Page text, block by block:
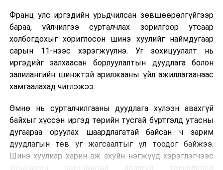
Франц улс иргэдийн урьдчилсан зөвшөөрөлгүйгээр
бараа, үйлчилгээ сурталчлах зорилгоор утсаар
холбогдохыг хориглосон шинэ хуулийг наймдугаар
сарын 11-нээс хэрэгжүүлнэ. Уг зохицуулалт нь
иргэдийг залхаасан борлуулалтын дуудлага болон
залилангийн шинжтэй арилжааны үйл ажиллагаанаас
хамгаалахад чиглэжээ.
Өмнө нь сурталчилгааны дуудлага хүлээн авахгүй
байхыг хүссэн иргэд төрийн тусгай бүртгэлд утасны
дугаараа оруулах шаардлагатай байсан ч зарим
дуудлагын төв уг жагсаалтыг үл тоодог байжээ.
Шинэ хуулиар харин аж ахуйн нэгжүүд хэрэглэгчээс
урьдчилан зөвшөөрөл аваагүй тохиолдолд